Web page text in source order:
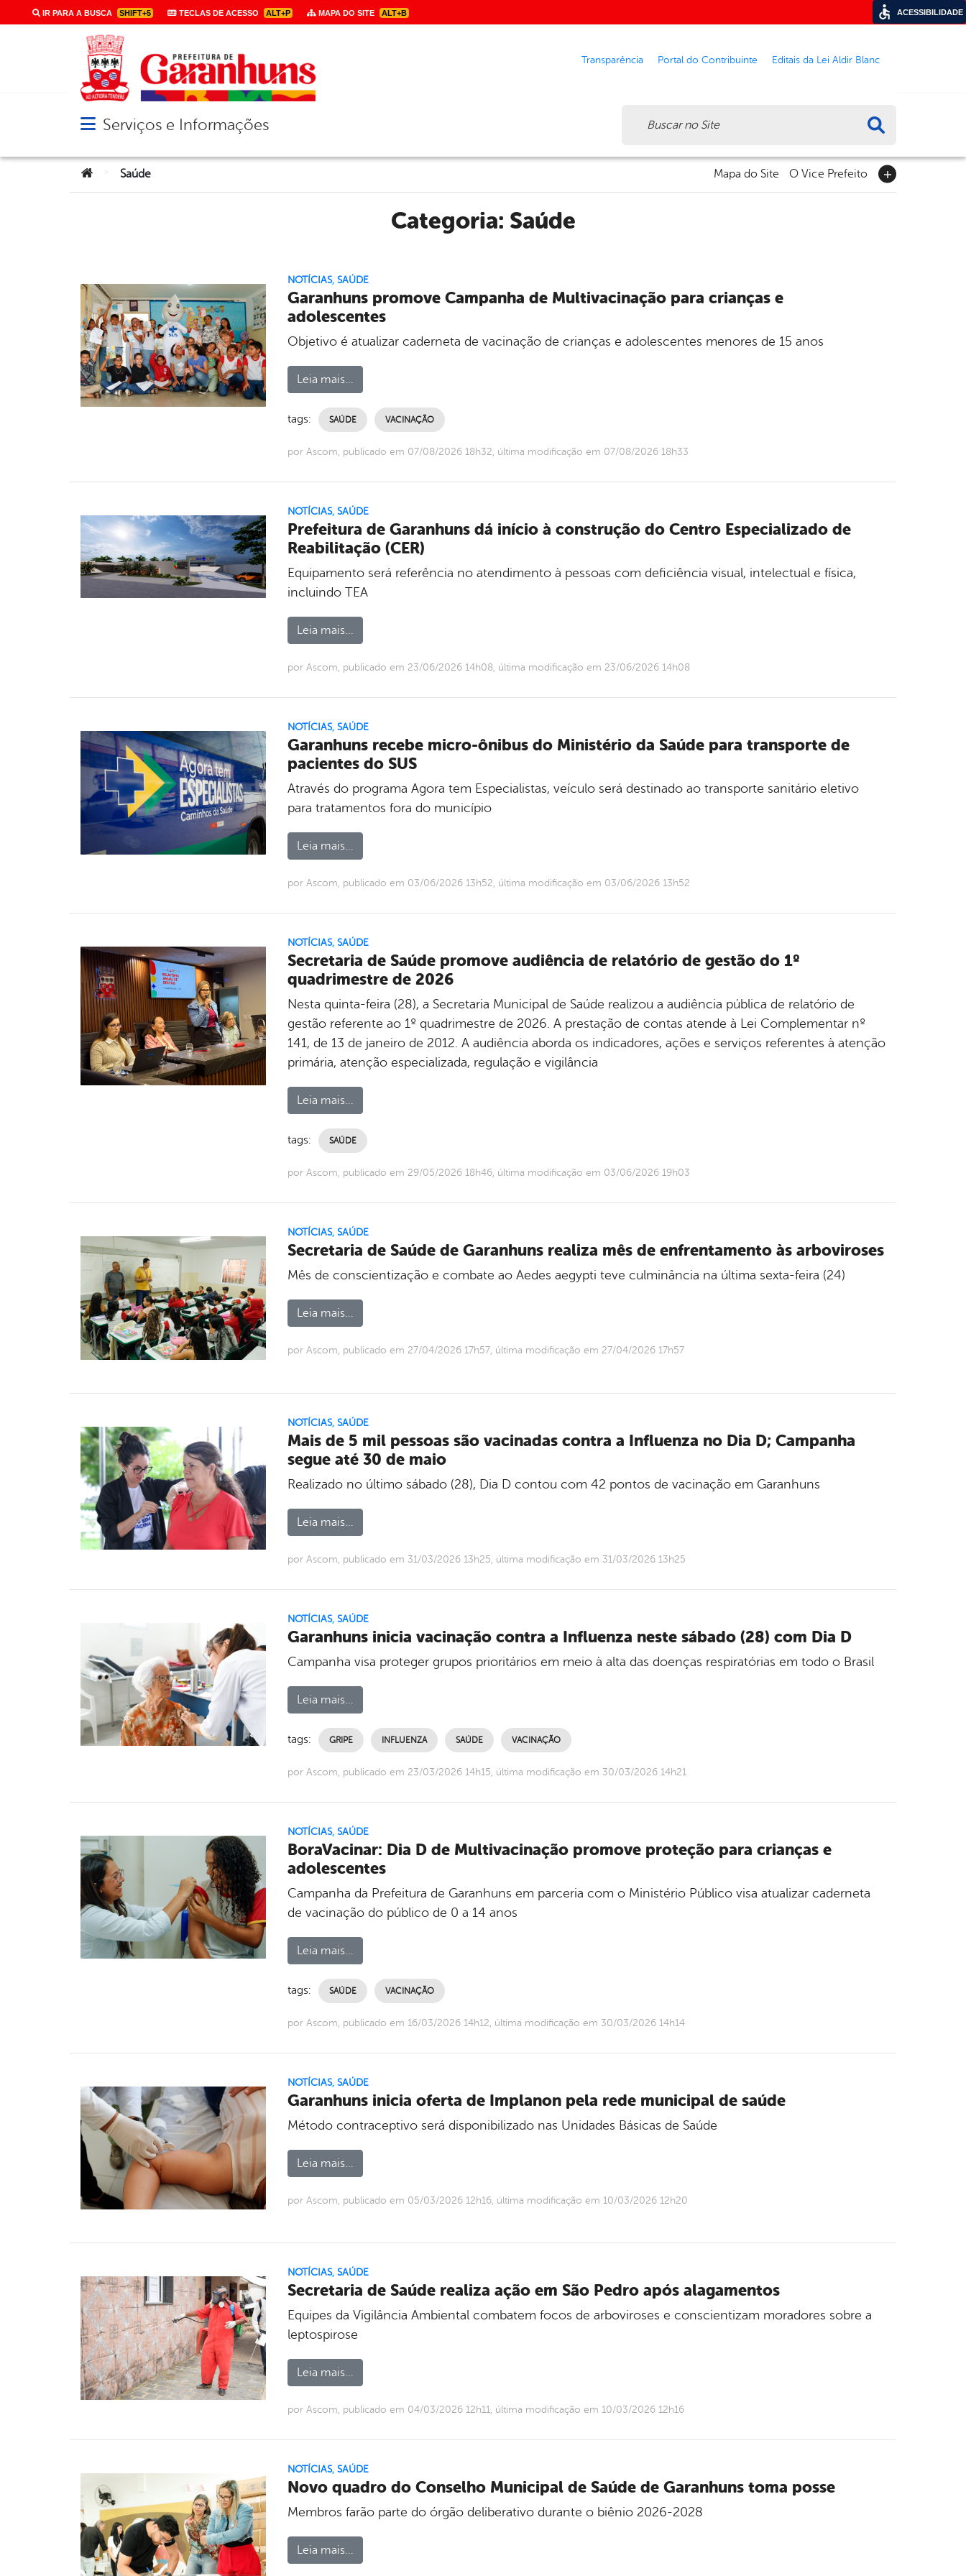
IR PARA A BUSCA SHIFT+5 TECLAS DE ACESSO ALT+P MAPA DO SITE ALT+B
Transparência Portal do Contribuinte Editais da Lei Aldir Blanc
Abrir menu principal de navegação
Serviços e Informações
Você está aqui:
Saúde Mapa do Site O Vice Prefeito
Categoria: Saúde
NOTÍCIAS, SAÚDE
Garanhuns promove Campanha de Multivacinação para crianças e
adolescentes
Objetivo é atualizar caderneta de vacinação de crianças e adolescentes menores de 15 anos
Leia mais...
tags: SAÚDE VACINAÇÃO
por Ascom, publicado em 07/08/2026 18h32, última modificação em 07/08/2026 18h33
NOTÍCIAS, SAÚDE
Prefeitura de Garanhuns dá início à construção do Centro Especializado de
Reabilitação (CER)
Equipamento será referência no atendimento à pessoas com deficiência visual, intelectual e física,
incluindo TEA
Leia mais...
por Ascom, publicado em 23/06/2026 14h08, última modificação em 23/06/2026 14h08
NOTÍCIAS, SAÚDE
Garanhuns recebe micro-ônibus do Ministério da Saúde para transporte de
pacientes do SUS
Através do programa Agora tem Especialistas, veículo será destinado ao transporte sanitário eletivo
para tratamentos fora do município
Leia mais...
por Ascom, publicado em 03/06/2026 13h52, última modificação em 03/06/2026 13h52
NOTÍCIAS, SAÚDE
Secretaria de Saúde promove audiência de relatório de gestão do 1º
quadrimestre de 2026
Nesta quinta-feira (28), a Secretaria Municipal de Saúde realizou a audiência pública de relatório de
gestão referente ao 1º quadrimestre de 2026. A prestação de contas atende à Lei Complementar nº
141, de 13 de janeiro de 2012. A audiência aborda os indicadores, ações e serviços referentes à atenção
primária, atenção especializada, regulação e vigilância
Leia mais...
tags: SAÚDE
por Ascom, publicado em 29/05/2026 18h46, última modificação em 03/06/2026 19h03
NOTÍCIAS, SAÚDE
Secretaria de Saúde de Garanhuns realiza mês de enfrentamento às arboviroses
Mês de conscientização e combate ao Aedes aegypti teve culminância na última sexta-feira (24)
Leia mais...
por Ascom, publicado em 27/04/2026 17h57, última modificação em 27/04/2026 17h57
NOTÍCIAS, SAÚDE
Mais de 5 mil pessoas são vacinadas contra a Influenza no Dia D; Campanha
segue até 30 de maio
Realizado no último sábado (28), Dia D contou com 42 pontos de vacinação em Garanhuns
Leia mais...
por Ascom, publicado em 31/03/2026 13h25, última modificação em 31/03/2026 13h25
NOTÍCIAS, SAÚDE
Garanhuns inicia vacinação contra a Influenza neste sábado (28) com Dia D
Campanha visa proteger grupos prioritários em meio à alta das doenças respiratórias em todo o Brasil
Leia mais...
tags: GRIPE INFLUENZA SAÚDE VACINAÇÃO
por Ascom, publicado em 23/03/2026 14h15, última modificação em 30/03/2026 14h21
NOTÍCIAS, SAÚDE
BoraVacinar: Dia D de Multivacinação promove proteção para crianças e
adolescentes
Campanha da Prefeitura de Garanhuns em parceria com o Ministério Público visa atualizar caderneta
de vacinação do público de 0 a 14 anos
Leia mais...
tags: SAÚDE VACINAÇÃO
por Ascom, publicado em 16/03/2026 14h12, última modificação em 30/03/2026 14h14
NOTÍCIAS, SAÚDE
Garanhuns inicia oferta de Implanon pela rede municipal de saúde
Método contraceptivo será disponibilizado nas Unidades Básicas de Saúde
Leia mais...
por Ascom, publicado em 05/03/2026 12h16, última modificação em 10/03/2026 12h20
NOTÍCIAS, SAÚDE
Secretaria de Saúde realiza ação em São Pedro após alagamentos
Equipes da Vigilância Ambiental combatem focos de arboviroses e conscientizam moradores sobre a
leptospirose
Leia mais...
por Ascom, publicado em 04/03/2026 12h11, última modificação em 10/03/2026 12h16
NOTÍCIAS, SAÚDE
Novo quadro do Conselho Municipal de Saúde de Garanhuns toma posse
Membros farão parte do órgão deliberativo durante o biênio 2026-2028
Leia mais...
ACESSIBILIDADE